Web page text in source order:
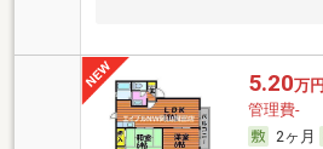
5.20万円
管理費-
2ヶ月